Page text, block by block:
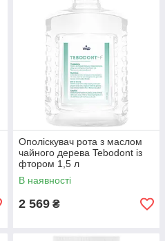
Ополіскувач рота з маслом
чайного дерева Tebodont із
фтором 1,5 л
В наявності
2 569 ₴